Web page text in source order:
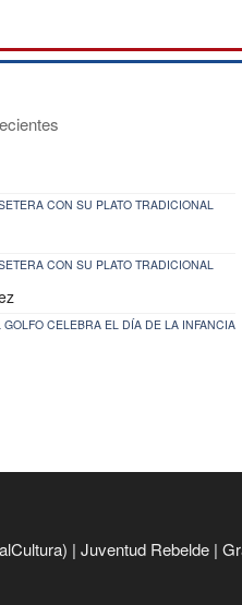
CON SU PLATO TRADICIONAL
CON SU PLATO TRADICIONAL
CELEBRA EL DÍA DE LA INFANCIA
| Juventud Rebelde |